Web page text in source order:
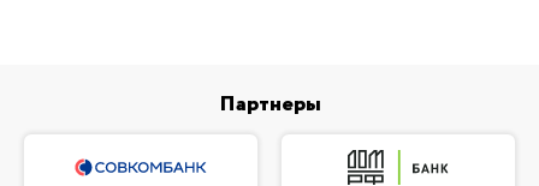
Партнеры